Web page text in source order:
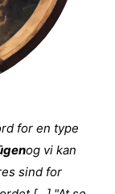
for en type
og vi kan
sind for